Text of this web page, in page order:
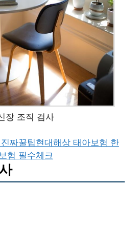
장 조직 검사
짜꿀팁현대해상 태아보험 한
험 필수체크